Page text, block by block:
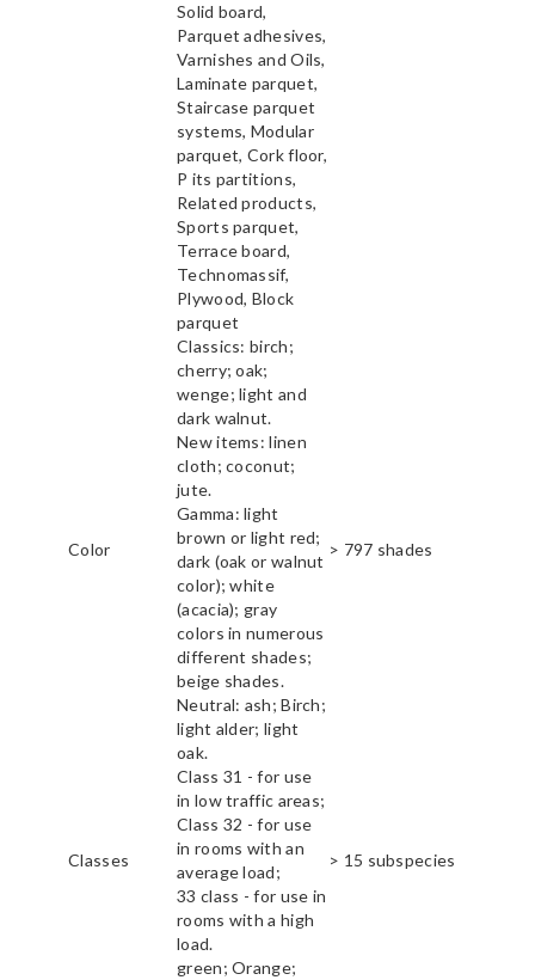
Solid board,
Parquet adhesives,
Varnishes and Oils,
Laminate parquet,
Staircase parquet
systems, Modular
parquet, Cork floor,
P its partitions,
Related products,
Sports parquet,
Terrace board,
Technomassif,
Plywood, Block
parquet
Color
Classics: birch;
cherry; oak;
wenge; light and
dark walnut.
New items: linen
cloth; coconut;
jute.
Gamma: light
brown or light red;
dark (oak or walnut
color); white
(acacia); gray
colors in numerous
different shades;
beige shades.
Neutral: ash; Birch;
light alder; light
oak.
> 797 shades
Classes
Class 31 - for use
in low traffic areas;
Class 32 - for use
in rooms with an
average load;
33 class - for use in
rooms with a high
load.
> 15 subspecies
green; Orange;